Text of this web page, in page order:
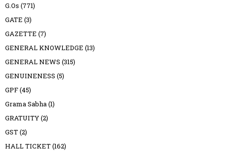
G.Os (771)
GATE (3)
GAZETTE (7)
GENERAL KNOWLEDGE (13)
GENERAL NEWS (315)
GENUINENESS (5)
GPF(45)
Grama Sabha(1)
GRATUITY(2)
GST(2)
HALL TICKET(162)